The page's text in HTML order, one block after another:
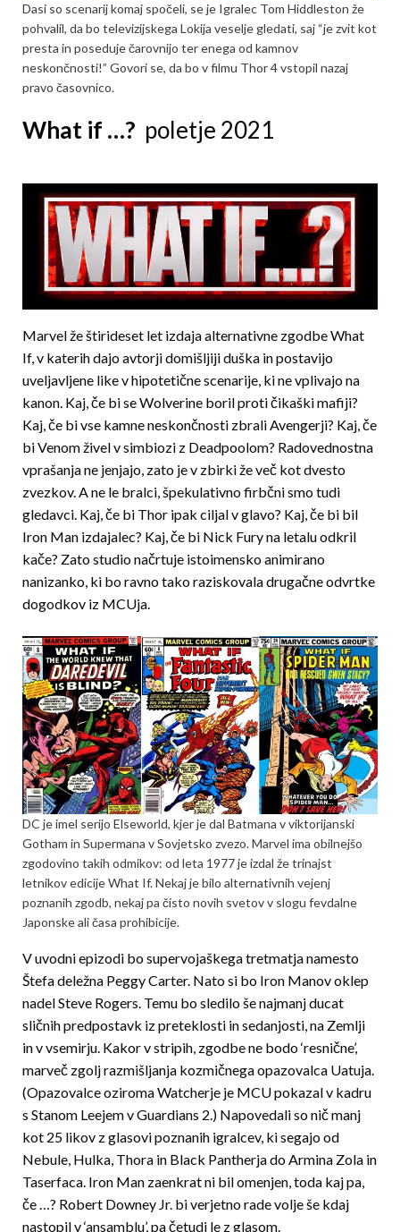
Dasi so scenarij komaj spočeli, se je Igralec Tom Hiddleston že
pohvalil, da bo televizijskega Lokija veselje gledati, saj “je zvit kot
presta in poseduje čarovnijo ter enega od kamnov
neskončnosti!” Govori se, da bo v filmu Thor 4 vstopil nazaj
pravo časovnico.
What if …? poletje 2021
Marvel že štirideset let izdaja alternativne zgodbe What
If, v katerih dajo avtorji domišljiji duška in postavijo
uveljavljene like v hipotetične scenarije, ki ne vplivajo na
kanon. Kaj, če bi se Wolverine boril proti čikaški mafiji?
Kaj, če bi vse kamne neskončnosti zbrali Avengerji? Kaj, če
bi Venom živel v simbiozi z Deadpoolom? Radovednostna
vprašanja ne jenjajo, zato je v zbirki že več kot dvesto
zvezkov. A ne le bralci, špekulativno firbčni smo tudi
gledavci. Kaj, če bi Thor ipak ciljal v glavo? Kaj, če bi bil
Iron Man izdajalec? Kaj, če bi Nick Fury na letalu odkril
kače? Zato studio načrtuje istoimensko animirano
nanizanko, ki bo ravno tako raziskovala drugačne odvrtke
dogodkov iz MCUja.
DC je imel serijo Elseworld, kjer je dal Batmana v viktorijanski
Gotham in Supermana v Sovjetsko zvezo. Marvel ima obilnejšo
zgodovino takih odmikov: od leta 1977 je izdal že trinajst
letnikov edicije What If. Nekaj je bilo alternativnih vejenj
poznanih zgodb, nekaj pa čisto novih svetov v slogu fevdalne
Japonske ali časa prohibicije.
V uvodni epizodi bo supervojaškega tretmatja namesto
Štefa deležna Peggy Carter. Nato si bo Iron Manov oklep
nadel Steve Rogers. Temu bo sledilo še najmanj ducat
sličnih predpostavk iz preteklosti in sedanjosti, na Zemlji
in v vsemirju. Kakor v stripih, zgodbe ne bodo ‘resnične’,
marveč zgolj razmišljanja kozmičnega opazovalca Uatuja.
(Opazovalce oziroma Watcherje je MCU pokazal v kadru
s Stanom Leejem v Guardians 2.) Napovedali so nič manj
kot 25 likov z glasovi poznanih igralcev, ki segajo od
Nebule, Hulka, Thora in Black Pantherja do Armina Zola in
Taserfaca. Iron Man zaenkrat ni bil omenjen, toda kaj pa,
če …? Robert Downey Jr. bi verjetno rade volje še kdaj
nastopil v ‘ansamblu’, pa četudi le z glasom.